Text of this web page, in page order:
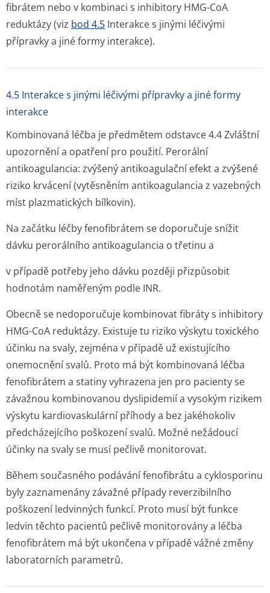
fibrátem nebo v kombinaci s inhibitory HMG-CoA
reduktázy (viz bod 4.5 Interakce s jinými léčivými
přípravky a jiné formy interakce).
4.5 Interakce s jinými léčivými přípravky a jiné formy
interakce
Kombinovaná léčba je předmětem odstavce 4.4 Zvláštní
upozornění a opatření pro použití. Perorální
antikoagulancia: zvýšený antikoagulační efekt a zvýšené
riziko krvácení (vytěsněním antikoagulancia z vazebných
míst plazmatických bílkovin).
Na začátku léčby fenofibrátem se doporučuje snížit
dávku perorálního antikoagulancia o třetinu a
v případě potřeby jeho dávku později přizpůsobit
hodnotám naměřeným podle INR.
Obecně se nedoporučuje kombinovat fibráty s inhibitory
HMG-CoA reduktázy. Existuje tu riziko výskytu toxického
účinku na svaly, zejména v případě už existujícího
onemocnění svalů. Proto má být kombinovaná léčba
fenofibrátem a statiny vyhrazena jen pro pacienty se
závažnou kombinovanou dyslipidemií a vysokým rizikem
výskytu kardiovaskulární příhody a bez jakéhokoliv
předcházejícího poškození svalů. Možné nežádoucí
účinky na svaly se musí pečlivě monitorovat.
Během současného podávání fenofibrátu a cyklosporinu
byly zaznamenány závažné případy reverzibilního
poškození ledvinných funkcí. Proto musí být funkce
ledvin těchto pacientů pečlivě monitorovány a léčba
fenofibrátem má být ukončena v případě vážné změny
laboratorních parametrů.